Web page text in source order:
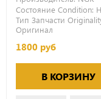
Состояние Condition:
Тип Запчасти
Оригинал
1800 руб
В КОРЗИНУ